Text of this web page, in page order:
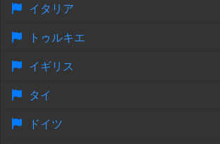
イタリア
トゥルキエ
イギリス
タイ
ドイツ